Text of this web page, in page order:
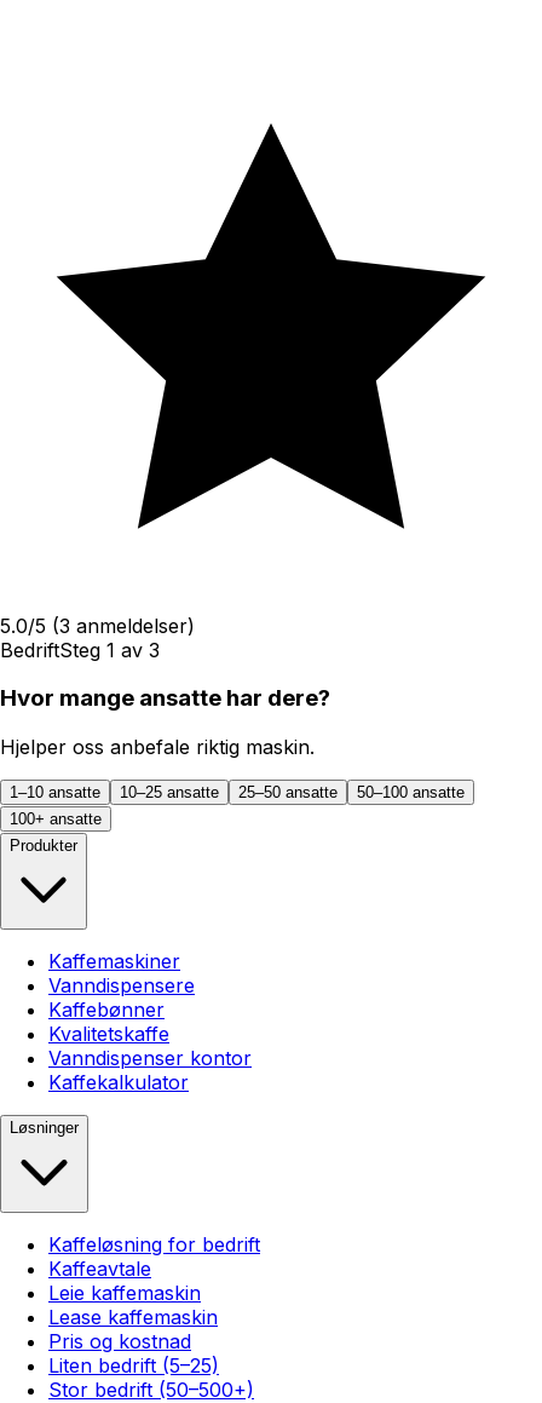
5.0/5 (3 anmeldelser)
BedriftSteg 1 av 3
Hvor mange ansatte har dere?
Hjelper oss anbefale riktig maskin.
1–10 ansatte 10–25 ansatte 25–50 ansatte
50–100 ansatte
100+ ansatte
Produkter
Kaffemaskiner
Vanndispensere
Kaffebønner
Kvalitetskaffe
Vanndispenser kontor
Kaffekalkulator
Løsninger
Kaffeløsning for bedrift
Kaffeavtale
Leie kaffemaskin
Lease kaffemaskin
Pris og kostnad
Liten bedrift (5–25)
Stor bedrift (50–500+)